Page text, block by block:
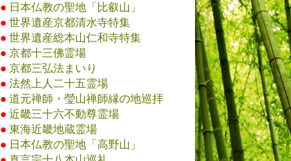
● 日本仏教の聖地「比叡山」
● 世界遺産京都清水寺特集
● 世界遺産総本山仁和寺特集
● 京都十三佛霊場
● 京都三弘法まいり
● 法然上人二十五霊場
● 道元禅師・瑩山禅師縁の地巡拝
● 近畿三十六不動尊霊場
● 東海近畿地蔵霊場
● 日本仏教の聖地「高野山」